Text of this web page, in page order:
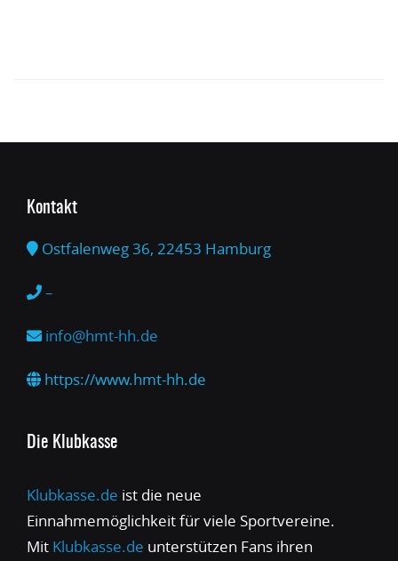
Kontakt
Ostfalenweg 36, 22453 Hamburg
–
info@hmt-hh.de
https://www.hmt-hh.de
Die Klubkasse
Klubkasse.de ist die neue
Einnahmemöglichkeit für viele Sportvereine.
Mit Klubkasse.de unterstützen Fans ihren